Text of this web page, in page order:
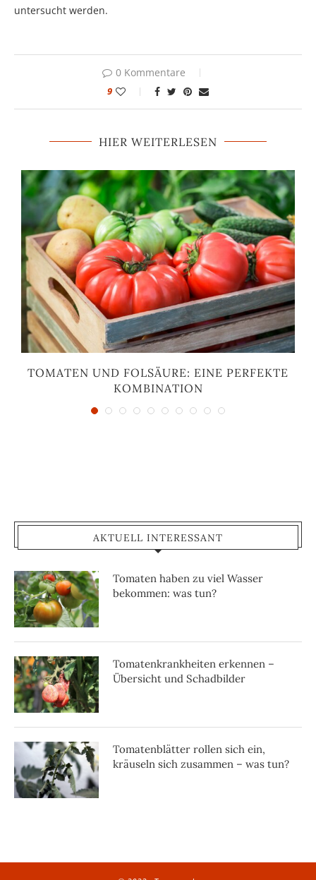
untersucht werden.
0 Kommentare
9
HIER WEITERLESEN
TOMATEN UND FOLSÄURE: EINE PERFEKTE
KOMBINATION
AKTUELL INTERESSANT
Tomaten haben zu viel Wasser
bekommen: was tun?
Tomatenkrankheiten erkennen –
Übersicht und Schadbilder
Tomatenblätter rollen sich ein,
kräuseln sich zusammen – was tun?